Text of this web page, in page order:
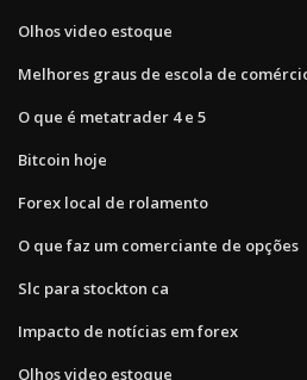
Olhos video estoque
Melhores graus de escola de
O que é metatrader 4 e 5
Bitcoin hoje
Forex local de rolamento
O que faz um comerciante de opções
Slc para stockton ca
Impacto de notícias em forex
Olhos video estoque